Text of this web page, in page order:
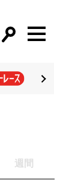
週間